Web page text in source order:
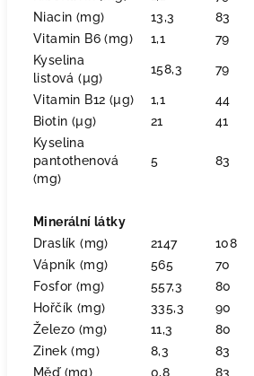
Niacin (mg)
13,3 83
Vitamin B6 (mg)
1,1 79
Kyselina
listová (µg)
158,3 79
Vitamin B12 (µg) 1,1 44
Biotin (µg)
21 41
Kyselina
pantothenová
(mg)
5 83
Minerální látky
Draslík (mg)
2147 108
Vápník (mg)
565 70
Fosfor (mg)
557,3 80
Hořčík (mg)
335,3 90
Železo (mg)
11,3 80
Zinek (mg)
8,3 83
Měď (mg)
0,8 83